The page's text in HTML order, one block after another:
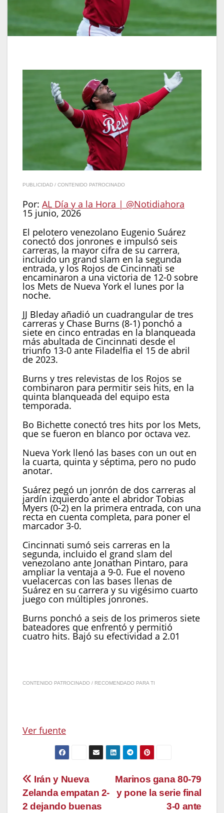
PUBLICIDAD / CONTENIDO PATROCINADO
Por: AL Día y a la Hora | @Notidiahora
15 junio, 2026
El pelotero venezolano Eugenio Suárez
conectó dos jonrones e impulsó seis
carreras, la mayor cifra de su carrera,
incluido un grand slam en la segunda
entrada, y los Rojos de Cincinnati se
encaminaron a una victoria de 12-0 sobre
los Mets de Nueva York el lunes por la
noche.
JJ Bleday añadió un cuadrangular de tres
carreras y Chase Burns (8-1) ponchó a
siete en cinco entradas en la blanqueada
más abultada de Cincinnati desde el
triunfo 13-0 ante Filadelfia el 15 de abril
de 2023.
Burns y tres relevistas de los Rojos se
combinaron para permitir seis hits, en la
quinta blanqueada del equipo esta
temporada.
Bo Bichette conectó tres hits por los Mets,
que se fueron en blanco por octava vez.
Nueva York llenó las bases con un out en
la cuarta, quinta y séptima, pero no pudo
anotar.
Suárez pegó un jonrón de dos carreras al
jardín izquierdo ante el abridor Tobias
Myers (0-2) en la primera entrada, con una
recta en cuenta completa, para poner el
marcador 3-0.
Cincinnati sumó seis carreras en la
segunda, incluido el grand slam del
venezolano ante Jonathan Pintaro, para
ampliar la ventaja a 9-0. Fue el noveno
vuelacercas con las bases llenas de
Suárez en su carrera y su vigésimo cuarto
juego con múltiples jonrones.
Burns ponchó a seis de los primeros siete
bateadores que enfrentó y permitió
cuatro hits. Bajó su efectividad a 2.01
CONTENIDO PATROCINADO / RECOMENDADO PARA TI
Ver fuente
Navegación
de
Marinos gana 80-79
y pone la serie final
3-0 ante
Irán y Nueva
Zelanda empatan 2-
2 dejando buenas